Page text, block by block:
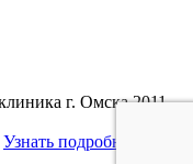
Узнать подробнее